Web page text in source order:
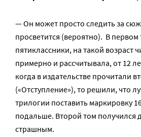
— Он может просто следить за
просветится (вероятно). В первом
пятиклассники, на такой возраст
примерно и рассчитывала, от 12
когда в издательстве прочитали
(«Отступление»), то решили, что
трилогии поставить маркировку
подальше. Второй том получился
страшным.